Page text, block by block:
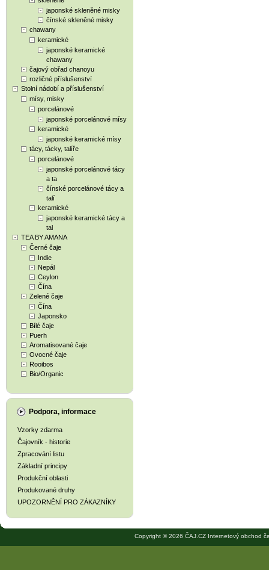
japonské skleněné misky
čínské skleněné misky
chawany
keramické
japonské keramické
chawany
čajový obřad chanoyu
rozličné příslušenství
Stolní nádobí a příslušenství
mísy, misky
porcelánové
japonské porcelánové mísy
keramické
japonské keramické mísy
tácy, tácky, talíře
porcelánové
japonské porcelánové tácy
a ta
čínské porcelánové tácy a
talí
keramické
japonské keramické tácy a
tal
TEA BY AMANA
Černé čaje
Indie
Nepál
Ceylon
Čína
Zelené čaje
Čína
Japonsko
Bílé čaje
Puerh
Aromatisované čaje
Ovocné čaje
Rooibos
Bio/Organic
Podpora, informace
Vzorky zdarma
Čajovník - historie
Zpracování listu
Základní principy
Produkční oblasti
Produkované druhy
UPOZORNĚNÍ PRO ZÁKAZNÍKY
Copyright © 2026 ČAJ.CZ Internetový obchod